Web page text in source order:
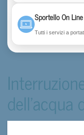
Sportello On Line
Tutti i servizi a
dell'acqua